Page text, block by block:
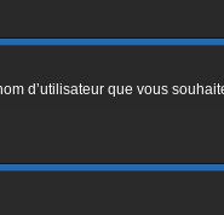
d’utilisateur que vous